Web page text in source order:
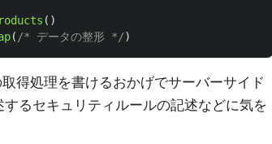
()
( /* データの整形 */)
得処理を書けるおかげでサーバーサイド
るセキュリティルールの記述などに気を